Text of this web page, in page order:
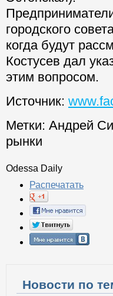
городского
когда будут
Костусев дал
этим вопросом.
Источник:
Метки: Андрей
рынки
Odessa Daily
Распечатать
Новости по